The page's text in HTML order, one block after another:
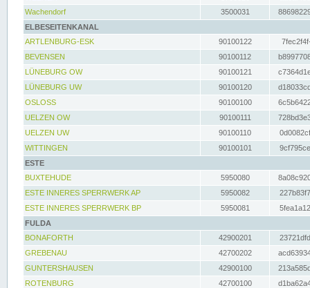
Wachendorf
3500031
ELBESEITENKANAL
ARTLENBURG-ESK
90100122
BEVENSEN
90100112
LÜNEBURG OW
90100121
LÜNEBURG UW
90100120
OSLOSS
90100100
UELZEN OW
90100111
UELZEN UW
90100110
WITTINGEN
90100101
ESTE
BUXTEHUDE
5950080
ESTE INNERES SPERRWERK AP
5950082
ESTE INNERES SPERRWERK BP
5950081
FULDA
BONAFORTH
42900201
GREBENAU
42700202
GUNTERSHAUSEN
42900100
ROTENBURG
42700100